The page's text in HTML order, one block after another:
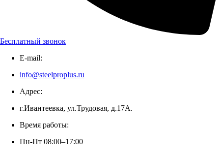
Бесплатный звонок
E-mail:
info@steelproplus.ru
Адрес:
г.Ивантеевка, ул.Трудовая, д.17А.
Время работы:
Пн-Пт 08:00–17:00